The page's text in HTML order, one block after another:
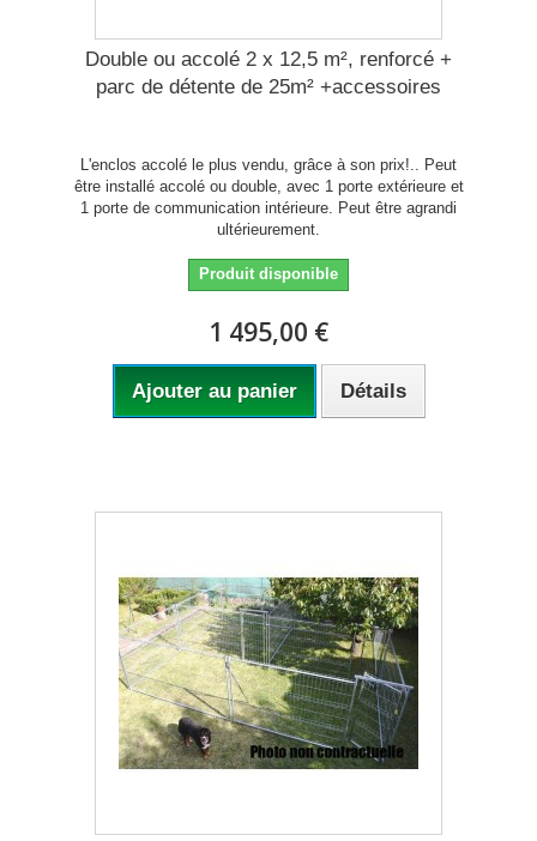
Double ou accolé 2 x 12,5 m², renforcé +
parc de détente de 25m² +accessoires
L'enclos accolé le plus vendu, grâce à son prix!.. Peut
être installé accolé ou double, avec 1 porte extérieure et
1 porte de communication intérieure. Peut être agrandi
ultérieurement.
Produit disponible
1 495,00 €
Ajouter au panier Détails